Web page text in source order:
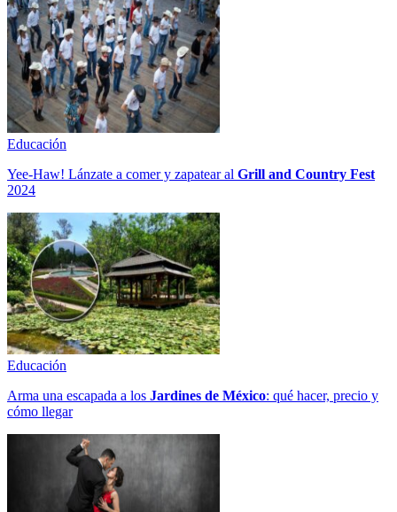
Educación
Yee-Haw! Lánzate a comer y zapatear al Grill and Country Fest
2024
Educación
Arma una escapada a los Jardines de México: qué hacer, precio y
cómo llegar